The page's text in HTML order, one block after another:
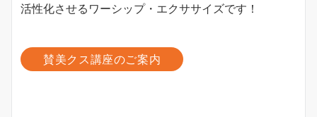
活性化させるワーシップ・エクササイズです！
賛美クス講座のご案内